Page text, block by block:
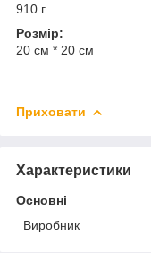
910 г
Розмір:
20 см * 20 см
Приховати
Характеристики
Основні
Виробник